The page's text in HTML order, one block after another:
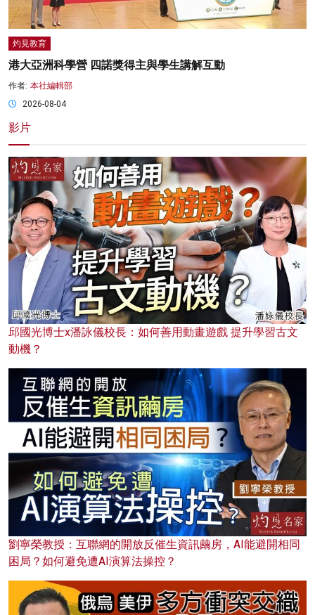
灼見教育
港大亞洲科學營 四諾獎得主與學生講解互動
作者: 本社編輯部
2026-08-04
影片
邱國光博士x潘詠儀校長：如何善用動畫遊戲 提升學習古文
動機？
劉寧榮教授：互聯網的開放反催生資訊繭房，AI能避開相同
困局？如何避免遭AI演算法操控？